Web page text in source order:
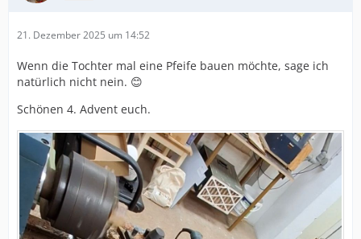
21. Dezember 2025 um 14:52
Wenn die Tochter mal eine Pfeife bauen möchte, sage ich
natürlich nicht nein. 😊
Schönen 4. Advent euch.